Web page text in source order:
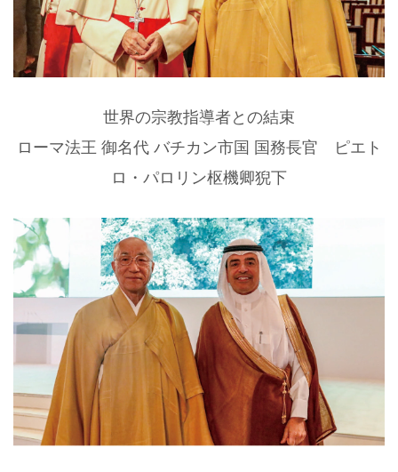
世界の宗教指導者との結束
ローマ法王 御名代 バチカン市国 国務長官 ピエト
ロ・パロリン枢機卿猊下